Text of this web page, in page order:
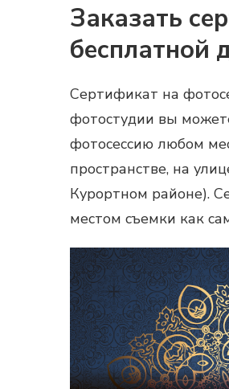
Заказать
бесплатной
Сертификат на
фотостудии вы
фотосессию любом
пространстве, на
Курортном районе).
местом съемки как